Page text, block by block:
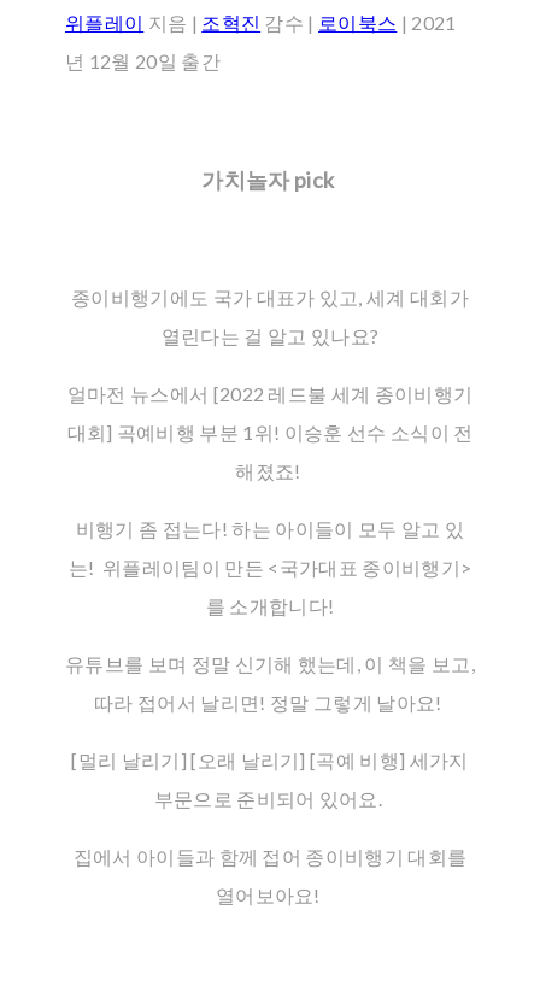
위플레이 지음 | 조혁진 감수 | 로이북스 | 2021
년 12월 20일 출간
가치놀자 pick
종이비행기에도 국가 대표가 있고, 세계 대회가
열린다는 걸 알고 있나요?
얼마전 뉴스에서 [2022 레드불 세계 종이비행기
대회] 곡예비행 부분 1위! 이승훈 선수 소식이 전
해졌죠!
비행기 좀 접는다! 하는 아이들이 모두 알고 있
는! 위플레이팀이 만든 <국가대표 종이비행기>
를 소개합니다!
유튜브를 보며 정말 신기해 했는데, 이 책을 보고,
따라 접어서 날리면! 정말 그렇게 날아요!
[멀리 날리기] [오래 날리기] [곡예 비행] 세가지
부문으로 준비되어 있어요.
집에서 아이들과 함께 접어 종이비행기 대회를
열어보아요!